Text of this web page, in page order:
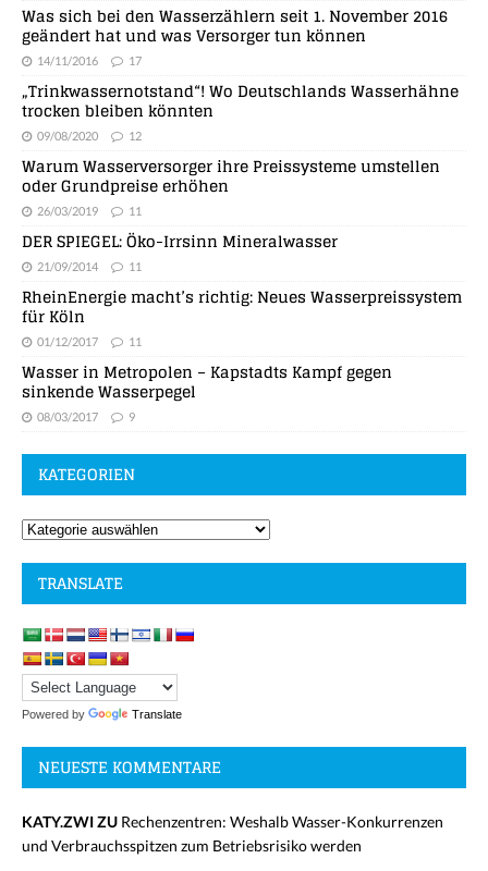
Was sich bei den Wasserzählern seit 1. November 2016
geändert hat und was Versorger tun können
14/11/2016 17
„Trinkwassernotstand“! Wo Deutschlands Wasserhähne
trocken bleiben könnten
09/08/2020 12
Warum Wasserversorger ihre Preissysteme umstellen
oder Grundpreise erhöhen
26/03/2019 11
DER SPIEGEL: Öko-Irrsinn Mineralwasser
21/09/2014 11
RheinEnergie macht’s richtig: Neues Wasserpreissystem
für Köln
01/12/2017 11
Wasser in Metropolen – Kapstadts Kampf gegen
sinkende Wasserpegel
08/03/2017 9
KATEGORIEN
TRANSLATE
Powered by Translate
NEUESTE KOMMENTARE
KATY.ZWI ZU Rechenzentren: Weshalb Wasser-Konkurrenzen
und Verbrauchsspitzen zum Betriebsrisiko werden